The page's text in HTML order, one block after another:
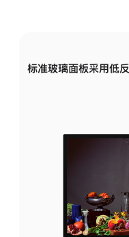
标准玻璃面板采用低